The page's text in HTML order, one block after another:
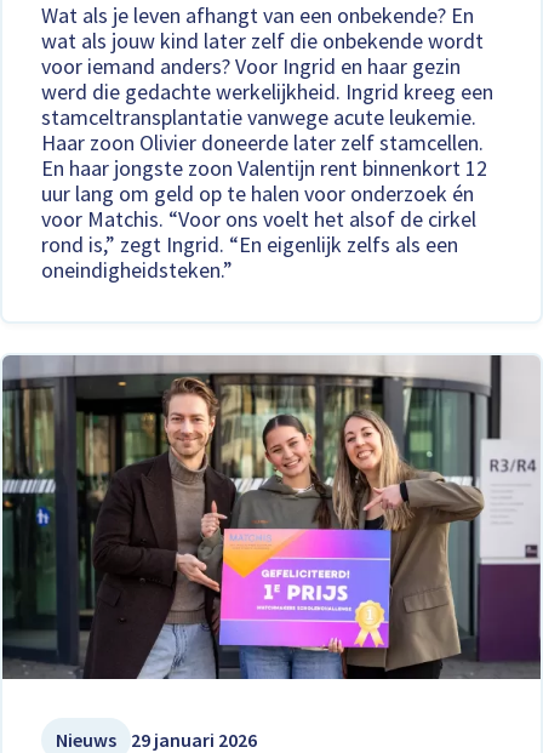
Wat als je leven afhangt van een onbekende? En
wat als jouw kind later zelf die onbekende wordt
voor iemand anders? Voor Ingrid en haar gezin
werd die gedachte werkelijkheid. Ingrid kreeg een
stamceltransplantatie vanwege acute leukemie.
Haar zoon Olivier doneerde later zelf stamcellen.
En haar jongste zoon Valentijn rent binnenkort 12
uur lang om geld op te halen voor onderzoek én
voor Matchis. “Voor ons voelt het alsof de cirkel
rond is,” zegt Ingrid. “En eigenlijk zelfs als een
oneindigheidsteken.”
Nieuws 29 januari 2026